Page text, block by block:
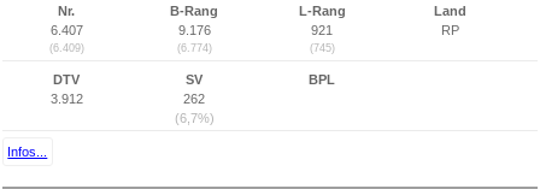
Nr.
6.407
(6.409)
B-Rang
9.176
(6.774)
L-Rang
921
(745)
Land
RP
DTV
3.912
SV
262
(6,7%)
BPL
Infos...